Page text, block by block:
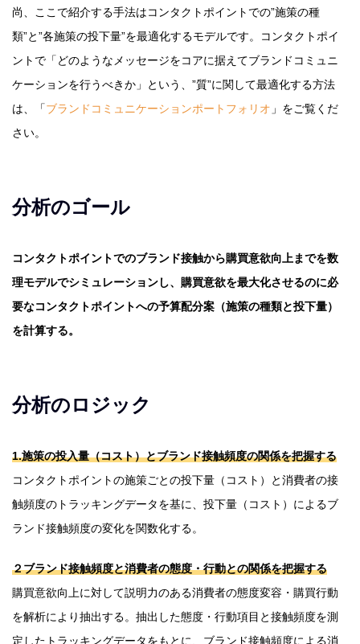
尚、ここで紹介する手法はコンタクトポイントでの”施策の種
類”と”各施策の投下量”を最適化するモデルです。コンタクトポイ
ントで「どのようなメッセージをコアに据えてブランドコミュニ
ケーションを行うべきか」という、”質”に関して最適化する方法
は、「ブランドコミュニケーションポートフォリオ 」をご覧くだ
さい。
分析のゴール
コンタクトポイントでのブランド接触から購買意欲向上までを数
理モデルでシミュレーションし、購買意欲を最大化させるのに必
要なコンタクトポイントへの予算配分案（施策の種類と投下量）
を計算する。
分析のロジック
1.施策の投入量（コスト）とブランド接触頻度の関係を把握する
コンタクトポイントの施策ごとの投下量（コスト）と消費者の接
触頻度のトラッキングデータを基に、投下量（コスト）によるブ
ランド接触頻度の変化を関数化する。
２ブランド接触頻度と消費者の態度・行動との関係を把握する
購買意欲向上に対して説明力のある消費者の態度変容・購買行動
を解析により抽出する。抽出した態度・行動項目と接触頻度を測
定したトラッキングデータをもとに、ブランド接触頻度による消